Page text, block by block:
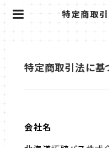
特定商取
特定商取引法に基
会社名